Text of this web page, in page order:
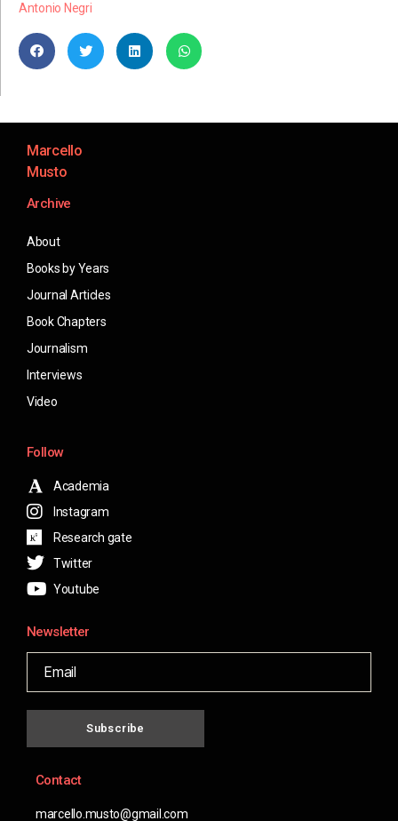
Antonio Negri
Marcello
Musto
Archive
About
Books by Years
Journal Articles
Book Chapters
Journalism
Interviews
Video
Follow
Academia
Instagram
Research gate
Twitter
Youtube
Newsletter
Subscribe
Contact
marcello.musto@gmail.com